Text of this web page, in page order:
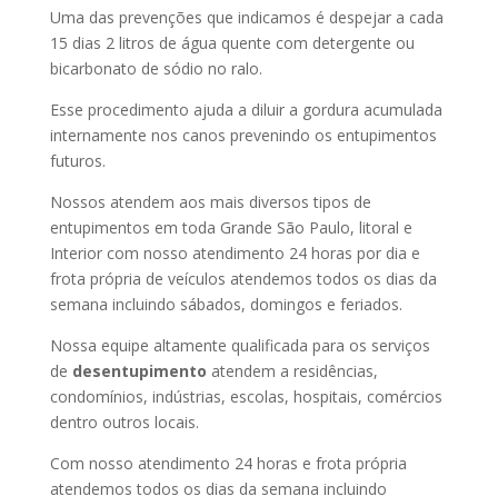
Uma das prevenções que indicamos é despejar a cada
15 dias 2 litros de água quente com detergente ou
bicarbonato de sódio no ralo.
Esse procedimento ajuda a diluir a gordura acumulada
internamente nos canos prevenindo os entupimentos
futuros.
Nossos atendem aos mais diversos tipos de
entupimentos em toda Grande São Paulo, litoral e
Interior com nosso atendimento 24 horas por dia e
frota própria de veículos atendemos todos os dias da
semana incluindo sábados, domingos e feriados.
Nossa equipe altamente qualificada para os serviços
de desentupimento atendem a residências,
condomínios, indústrias, escolas, hospitais, comércios
dentro outros locais.
Com nosso atendimento 24 horas e frota própria
atendemos todos os dias da semana incluindo